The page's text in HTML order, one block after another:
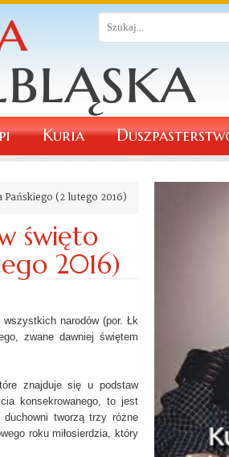
Kuria
(2 lutego 2016)
święto
2016)
narodów (por. Łk
zwane dawniej świętem
znajduje się u podstaw
konsekrowanego, to jest
tworzą trzy różne
roku miłosierdzia, który